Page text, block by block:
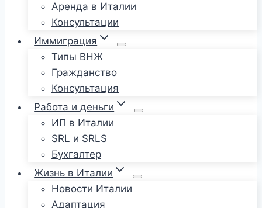
Аренда в Италии
Консультации
Иммиграция
Типы ВНЖ
Гражданство
Консультация
Работа и деньги
ИП в Италии
SRL и SRLS
Бухгалтер
Жизнь в Италии
Новости Италии
Адаптация